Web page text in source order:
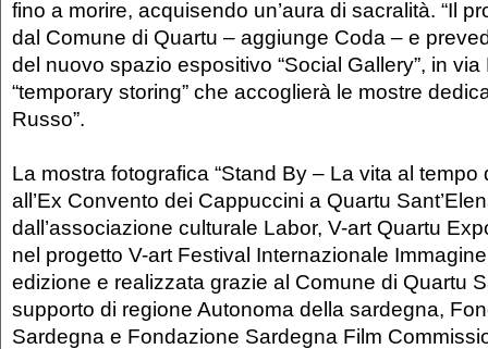
fino a morire, acquisendo un’aura di sacralità. “Il
dal Comune di Quartu – aggiunge Coda – e
del nuovo spazio espositivo “Social Gallery”, in
“temporary storing” che accoglierà le mostre
Russo”.
La mostra fotografica “Stand By – La vita al tempo
all’Ex Convento dei Cappuccini a Quartu
dall’associazione culturale Labor, V-art Quartu
nel progetto V-art Festival Internazionale
edizione e realizzata grazie al Comune di Quartu
supporto di regione Autonoma della sardegna,
Sardegna e Fondazione Sardegna Film